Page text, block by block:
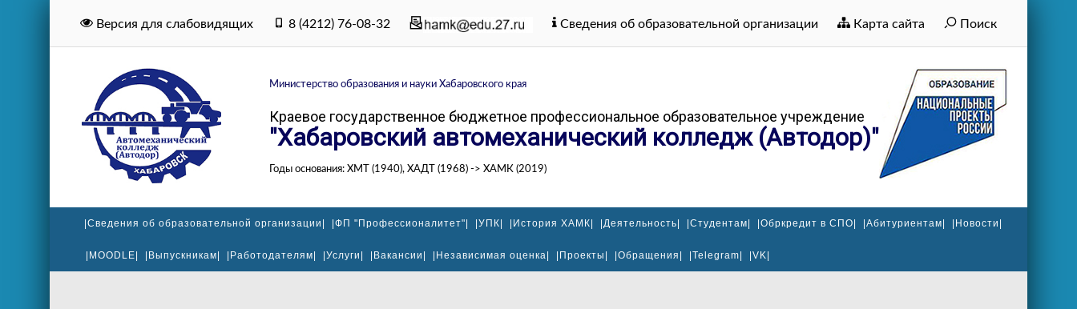
Версия для слабовидящих 8 (4212) 76-08-32 Сведения об образовательной организации Карта сайта Поиск
Министерство образования и науки Хабаровского края
Краевое государственное бюджетное профессиональное образовательное учреждение
"Хабаровский автомеханический колледж (Автодор)"
Годы основания: ХМТ (1940), ХАДТ (1968) -> ХАМК (2019)
|Сведения об образовательной организации| |ФП "Профессионалитет"| |УПК| |История ХАМК| |Деятельность| |Студентам| |Обркредит в СПО| |Абитуриентам| |Новости|
|MOODLE| |Выпускникам| |Работодателям| |Услуги| |Вакансии| |Независимая оценка| |Проекты| |Обращения| |Telegram| |VK|